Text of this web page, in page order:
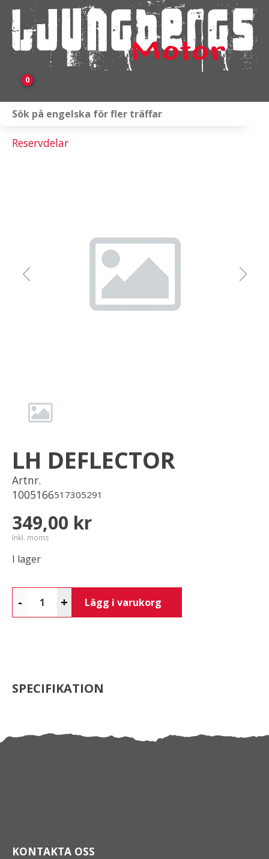
0
Släpvagnar & Skylift
Reservdelar
LH DEFLECTOR
Artnr.
1005166517305291
349,00 kr
Inkl. moms
I lager
- + Lägg i varukorg
SPECIFIKATION
KONTAKTA OSS